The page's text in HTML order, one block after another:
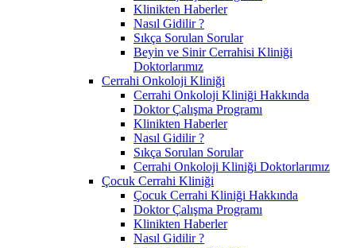
Klinikten Haberler
Nasıl Gidilir ?
Sıkça Sorulan Sorular
Beyin ve Sinir Cerrahisi Kliniği
Doktorlarımız
Cerrahi Onkoloji Kliniği
Cerrahi Onkoloji Kliniği Hakkında
Doktor Çalışma Programı
Klinikten Haberler
Nasıl Gidilir ?
Sıkça Sorulan Sorular
Cerrahi Onkoloji Kliniği Doktorlarımız
Çocuk Cerrahi Kliniği
Çocuk Cerrahi Kliniği Hakkında
Doktor Çalışma Programı
Klinikten Haberler
Nasıl Gidilir ?